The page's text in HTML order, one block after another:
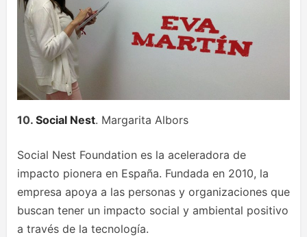
10. Social Nest. Margarita Albors
Social Nest Foundation es la aceleradora de
impacto pionera en España. Fundada en 2010, la
empresa apoya a las personas y organizaciones que
buscan tener un impacto social y ambiental positivo
a través de la tecnología.